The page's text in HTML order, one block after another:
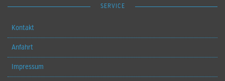
SERVICE
Kontakt
Anfahrt
Impressum